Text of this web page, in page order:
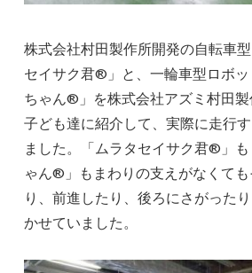
株式会社村田製作所開発の自転車
セイサク君®」と、一輪車型ロボッ
ちゃん®」を株式会社アズミ村田
子ども達に紹介して、実際に走行
ました。「ムラタセイサク君®」
ゃん®」もまわりの支えがなくて
り、前進したり、後ろにさがった
かせていました。